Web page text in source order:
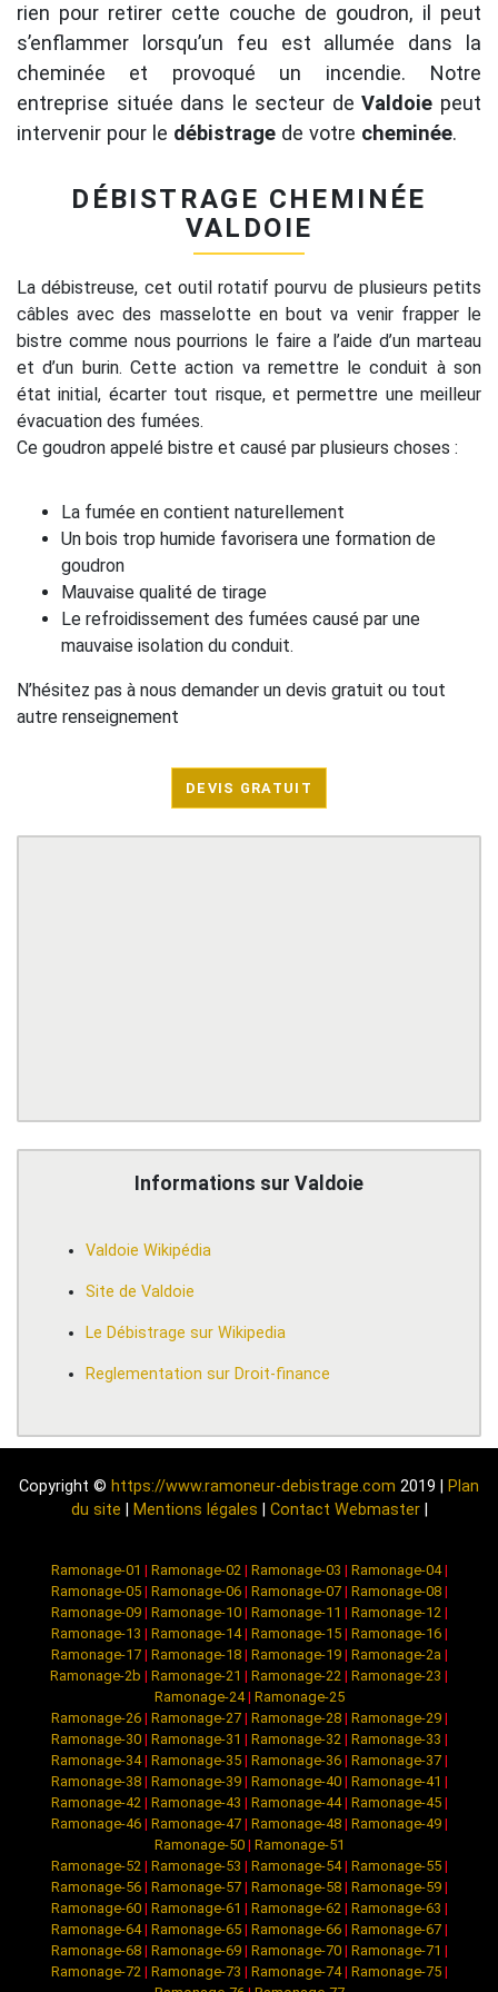
rien pour retirer cette couche de goudron, il peut
s’enflammer lorsqu’un feu est allumée dans la
cheminée et provoqué un incendie. Notre
entreprise située dans le secteur deValdoie peut
intervenir pour le débistrage de votre cheminée.
DÉBISTRAGE CHEMINÉE
VALDOIE
La débistreuse, cet outil rotatif pourvu de plusieurs petits
câbles avec des masselotte en bout va venir frapper le
bistre comme nous pourrions le faire a l’aide d’un marteau
et d’un burin. Cette action va remettre le conduit à son
état initial, écarter tout risque, et permettre une meilleur
évacuation des fumées.
Ce goudron appelé bistre et causé par plusieurs choses :
La fumée en contient naturellement
Un bois trop humide favorisera une formation de
goudron
Mauvaise qualité de tirage
Le refroidissement des fumées causé par une
mauvaise isolation du conduit.
N’hésitez pas à nous demander un devis gratuit ou tout
autre renseignement
DEVIS GRATUIT
Informations sur Valdoie
Valdoie Wikipédia
Site de Valdoie
Le Débistrage sur Wikipedia
Reglementation sur Droit-finance
Copyright © https://www.ramoneur-debistrage.com 2019 | Plan
du site
Mentions légales Contact Webmaster|
Ramonage-01 | Ramonage-02| Ramonage-03 | Ramonage-04|
Ramonage-05| Ramonage-06| Ramonage-07| Ramonage-08|
Ramonage-09| Ramonage-10| Ramonage-11 | Ramonage-12|
Ramonage-13 | Ramonage-14| Ramonage-15| Ramonage-16|
Ramonage-17| Ramonage-18| Ramonage-19| Ramonage-2a |
Ramonage-2b | Ramonage-21 | Ramonage-22 | Ramonage-23 |
Ramonage-24| Ramonage-25
Ramonage-26| Ramonage-27| Ramonage-28| Ramonage-29|
Ramonage-30| Ramonage-31 | Ramonage-32| Ramonage-33 |
Ramonage-34| Ramonage-35| Ramonage-36| Ramonage-37|
Ramonage-38| Ramonage-39| Ramonage-40| Ramonage-41 |
Ramonage-42| Ramonage-43 | Ramonage-44| Ramonage-45|
Ramonage-46| Ramonage-47| Ramonage-48| Ramonage-49|
Ramonage-50| Ramonage-51
Ramonage-52| Ramonage-53 | Ramonage-54| Ramonage-55|
Ramonage-56| Ramonage-57| Ramonage-58| Ramonage-59|
Ramonage-60| Ramonage-61 | Ramonage-62| Ramonage-63 |
Ramonage-64| Ramonage-65| Ramonage-66| Ramonage-67|
Ramonage-68| Ramonage-69| Ramonage-70| Ramonage-71 |
Ramonage-72| Ramonage-73 | Ramonage-74| Ramonage-75|